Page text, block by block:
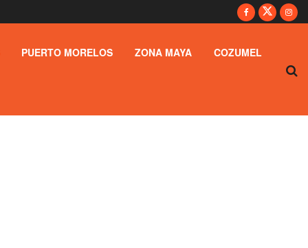
PUERTO MORELOS ZONA MAYA COZUMEL